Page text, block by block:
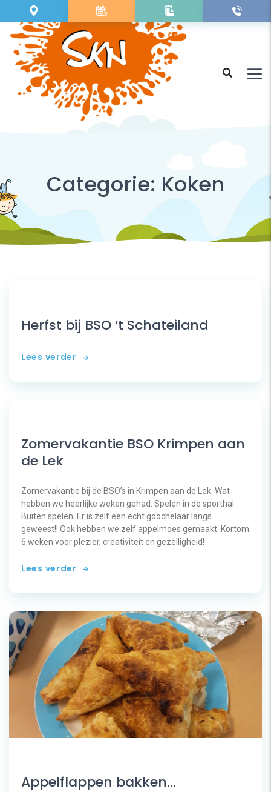
Categorie: Koken
Herfst bij BSO ‘t Schateiland
Lees verder
Zomervakantie BSO Krimpen aan
de Lek
Zomervakantie bij de BSO’s in Krimpen aan de Lek. Wat
hebben we heerlijke weken gehad. Spelen in de sporthal.
Buiten spelen. Er is zelf een echt goochelaar langs
geweest!! Ook hebben we zelf appelmoes gemaakt. Kortom
6 weken voor plezier, creativiteit en gezelligheid!
Lees verder
Appelflappen bakken…